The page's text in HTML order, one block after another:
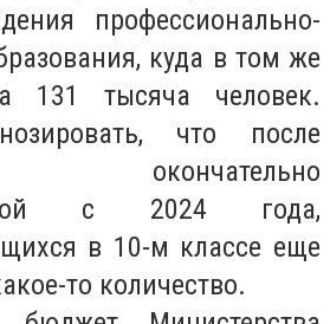
профессионально-
куда в том же
131 тысяча человек.
что после
окончательно
с 2024 года,
в 10-м классе еще
то количество.